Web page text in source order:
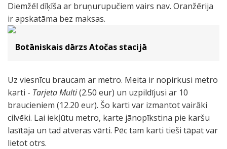
Diemžēl dīķīša ar bruņurupučiem vairs nav. Oranžērija
ir apskatāma bez maksas.
Botāniskais dārzs Atočas stacijā
Uz viesnīcu braucam ar metro. Meita ir nopirkusi metro
karti - Tarjeta Multi(2.50 eur) un uzpildījusi ar 10
braucieniem (12.20 eur). Šo karti var izmantot vairāki
cilvēki. Lai iekļūtu metro, karte jānopīkstina pie karšu
lasītāja un tad atveras vārti. Pēc tam karti tieši tāpat var
lietot otrs.